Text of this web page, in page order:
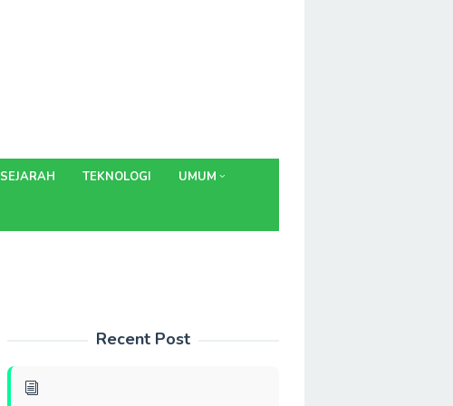
SEJARAH TEKNOLOGI UMUM
Recent Post